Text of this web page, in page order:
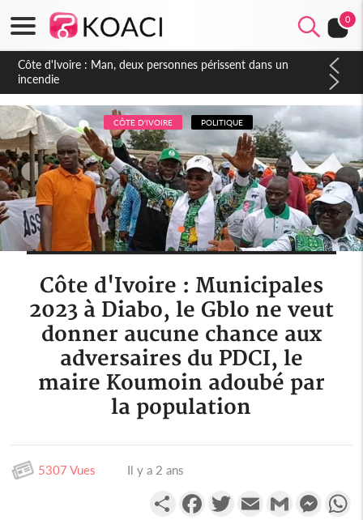
0
Côte d'Ivoire : Séileu, la célébration de la fête nationale
transformée en vaste campagne contre les produits
dépigmentants dangereux
CÔTE D'IVOIRE POLITIQUE
Côte d'Ivoire : Municipales
2023 à Diabo, le Gblo ne veut
donner aucune chance aux
adversaires du PDCI, le
maire Koumoin adoubé par
la population
5307 Vues Il y a 2 ans
PartagerFacebookTwitterEmail Gmail